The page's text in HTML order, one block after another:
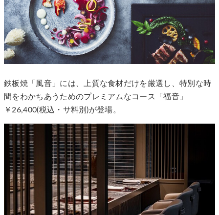
鉄板焼「風音」には、上質な食材だけを厳選し、特別な時
間をわかちあうためのプレミアムなコース「福音」
￥26,400(税込・サ料別)が登場。